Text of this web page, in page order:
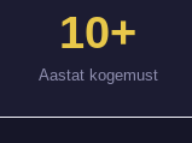
10+
Aastat kogemust